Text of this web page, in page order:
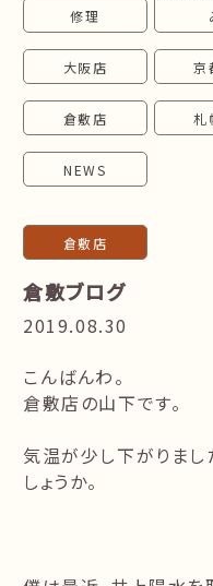
修理
大阪店 京
倉敷店 札
NEWS
倉敷店
倉敷ブログ
2019.08.30
こんばんわ。
倉敷店の山下です。
気温が少し下がりま
しょうか。